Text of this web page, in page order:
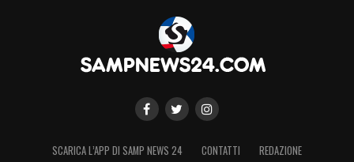
SCARICA L’APP DI SAMP NEWS 24 CONTATTI
REDAZIONE